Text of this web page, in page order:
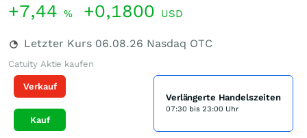
+7,44 % +0,1800 USD
Letzter Kurs 06.08.26 Nasdaq OTC
Catuity Aktie kaufen
Verkauf
Kauf
Verlängerte Handelszeiten
07:30 bis 23:00 Uhr